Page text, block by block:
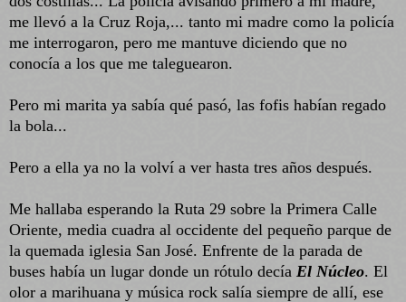
me llevó a la Cruz Roja,... tanto mi madre como la policía
me interrogaron, pero me mantuve diciendo que no
conocía a los que me taleguearon.
Pero mi marita ya sabía qué pasó, las fofis habían regado
la bola...
Pero a ella ya no la volví a ver hasta tres años después.
Me hallaba esperando la Ruta 29 sobre la Primera Calle
Oriente, media cuadra al occidente del pequeño parque de
la quemada iglesia San José. Enfrente de la parada de
buses había un lugar donde un rótulo decía El Núcleo. El
olor a marihuana y música rock salía siempre de allí, ese